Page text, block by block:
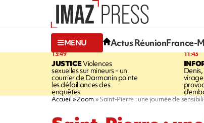
MENU Actus RéunionFrance-
13:49
JUSTICEViolences
sexuelles sur mineurs - un
courrier de Darmanin pointe
les défaillances des
enquêtes
11:43
Accueil Zoom Saint-Pierre : une journée de